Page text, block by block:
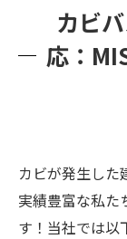
カビ
応：
カビが発生した
実績豊富な私た
す！当社では以